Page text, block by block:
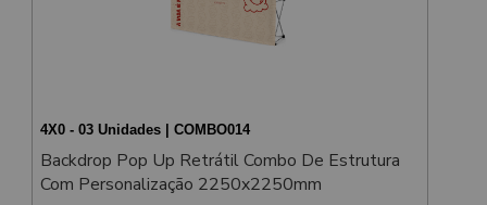
4X0 - 03 Unidades | COMBO014
Backdrop Pop Up Retrátil Combo De Estrutura
Com Personalização 2250x2250mm